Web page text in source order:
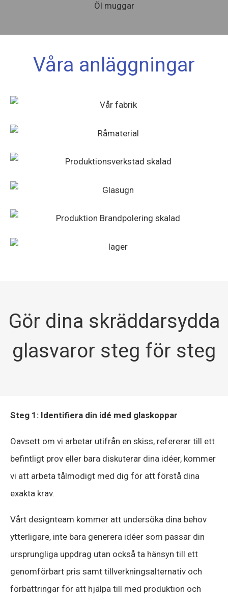
Öl muggar
Våra anläggningar
Gör dina skräddarsydda
glasvaror steg för steg
Steg 1: Identifiera din idé med glaskoppar
Oavsett om vi arbetar utifrån en skiss, refererar till ett
befintligt prov eller bara diskuterar dina idéer, kommer
vi att arbeta tålmodigt med dig för att förstå dina
exakta krav.
Vårt designteam kommer att undersöka dina behov
ytterligare, inte bara generera idéer som passar din
ursprungliga uppdrag utan också ta hänsyn till ett
genomförbart pris samt tillverkningsalternativ och
förbättringar för att hjälpa till med produktion och